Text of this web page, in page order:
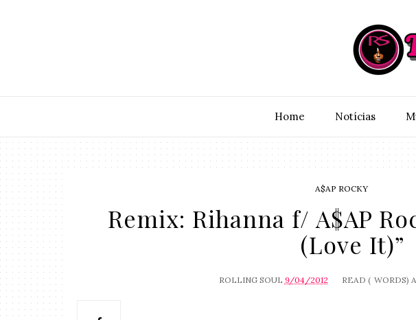
Home Notí­cias
A$AP ROCKY
Remix: Rihanna f/ A$AP
(Love It)”
ROLLING SOUL 9/04/2012 READ ( WORDS)